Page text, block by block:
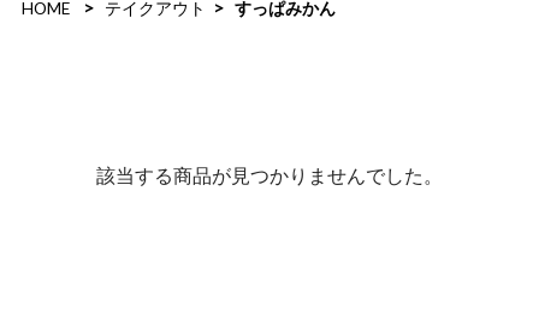
HOME テイクアウト すっぱみかん
該当する商品が見つかりませんでした。